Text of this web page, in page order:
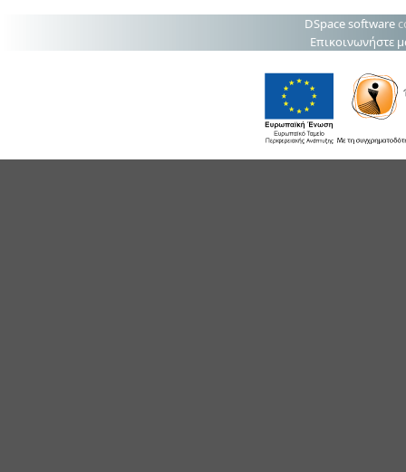
DSpace software
Επικοινωνήστε